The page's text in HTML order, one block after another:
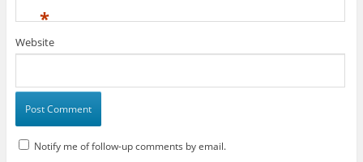
*
Website
Notify me of follow-up comments by email.